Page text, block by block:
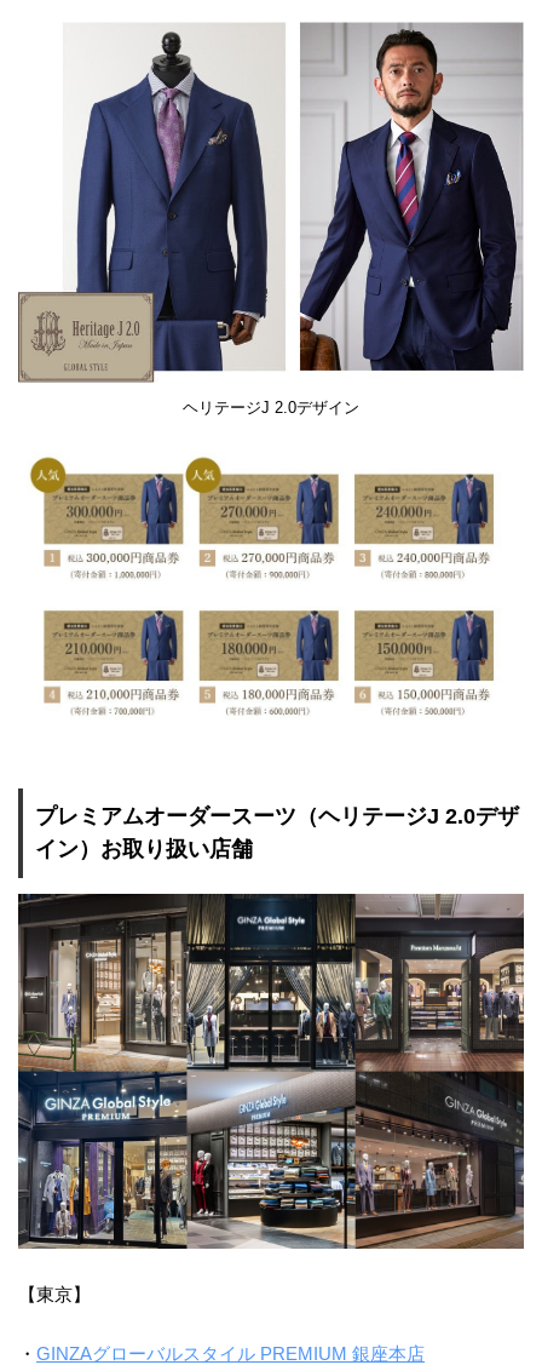
ヘリテージJ 2.0デザイン
プレミアムオーダースーツ（ヘリテージJ 2.0デザ
イン）お取り扱い店舗
【東京】
・ GINZAグローバルスタイル PREMIUM 銀座本店